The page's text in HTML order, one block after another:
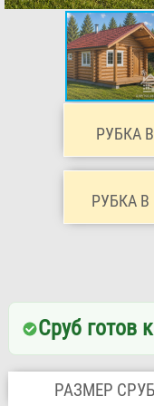
РУБКА
РУБКА
Сруб готов
РАЗМЕР